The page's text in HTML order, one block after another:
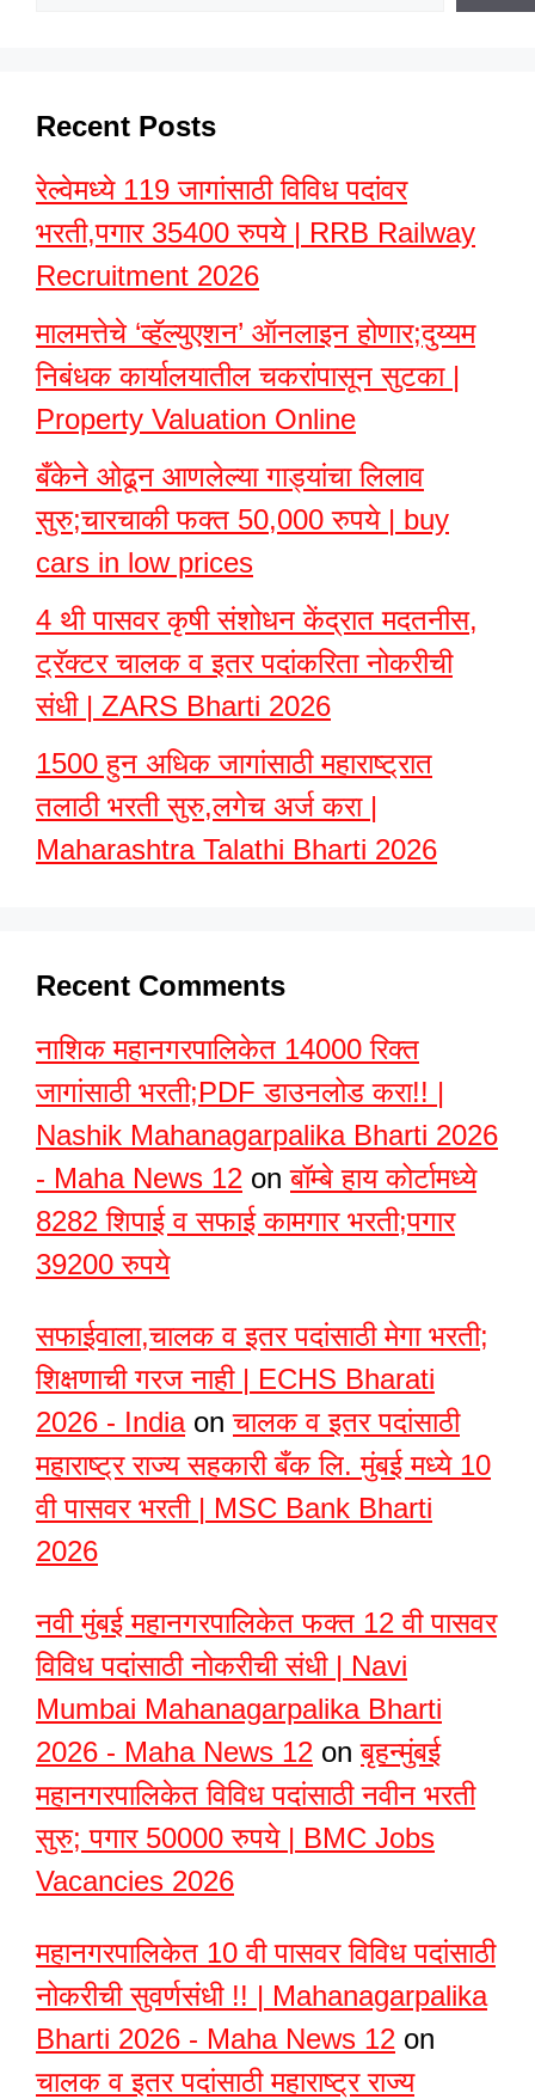
Recent Posts
रेल्वेमध्ये 119 जागांसाठी विविध पदांवर
भरती,पगार 35400 रुपये | RRB Railway
Recruitment 2026
मालमत्तेचे ‘व्हॅल्युएशन’ ऑनलाइन होणार;दुय्यम
निबंधक कार्यालयातील चकरांपासून सुटका |
Property Valuation Online
बँकेने ओढून आणलेल्या गाड्यांचा लिलाव
सुरु;चारचाकी फक्त 50,000 रुपये | buy
cars in low prices
4 थी पासवर कृषी संशोधन केंद्रात मदतनीस,
ट्रॅक्टर चालक व इतर पदांकरिता नोकरीची
संधी | ZARS Bharti 2026
1500 हुन अधिक जागांसाठी महाराष्ट्रात
तलाठी भरती सुरु,लगेच अर्ज करा |
Maharashtra Talathi Bharti 2026
Recent Comments
नाशिक महानगरपालिकेत 14000 रिक्त
जागांसाठी भरती;PDF डाउनलोड करा!! |
Nashik Mahanagarpalika Bharti 2026
- Maha News 12 onबॉम्बे हाय कोर्टामध्ये
8282 शिपाई व सफाई कामगार भरती;पगार
39200 रुपये
सफाईवाला,चालक व इतर पदांसाठी मेगा भरती;
शिक्षणाची गरज नाही | ECHS Bharati
2026 - Indiaonचालक व इतर पदांसाठी
महाराष्ट्र राज्य सहकारी बँक लि. मुंबई मध्ये 10
वी पासवर भरती | MSC Bank Bharti
2026
नवी मुंबई महानगरपालिकेत फक्त 12 वी पासवर
विविध पदांसाठी नोकरीची संधी | Navi
Mumbai Mahanagarpalika Bharti
2026 - Maha News 12 onबृहन्मुंबई
महानगरपालिकेत विविध पदांसाठी नवीन भरती
सुरु; पगार 50000 रुपये | BMC Jobs
Vacancies 2026
महानगरपालिकेत 10 वी पासवर विविध पदांसाठी
नोकरीची सुवर्णसंधी !! | Mahanagarpalika
Bharti 2026 - Maha News 12 on
चालक व इतर पदांसाठी महाराष्ट्र राज्य